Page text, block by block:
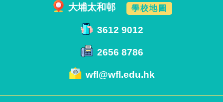
大埔太和邨 學校地圖
3612 9012
2656 8786
wfl@wfl.edu.hk